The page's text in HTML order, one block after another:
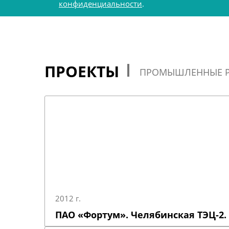
конфиденциальности.
ПРОЕКТЫ ПРОМЫШЛЕННЫЕ
2012 г.
ПАО «Фортум». Челябинская ТЭЦ-2.